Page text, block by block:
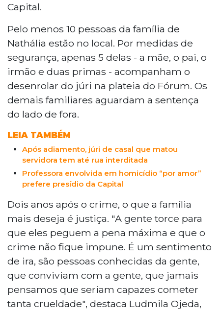
Capital.
Pelo menos 10 pessoas da família de
Nathália estão no local. Por medidas de
segurança, apenas 5 delas - a mãe, o pai, o
irmão e duas primas - acompanham o
desenrolar do júri na plateia do Fórum. Os
demais familiares aguardam a sentença
do lado de fora.
LEIA TAMBÉM
Após adiamento, júri de casal que matou
servidora tem até rua interditada
Professora envolvida em homicídio “por amor”
prefere presídio da Capital
Dois anos após o crime, o que a família
mais deseja é justiça. "A gente torce para
que eles peguem a pena máxima e que o
crime não fique impune. É um sentimento
de ira, são pessoas conhecidas da gente,
que conviviam com a gente, que jamais
pensamos que seriam capazes cometer
tanta crueldade", destaca Ludmila Ojeda,